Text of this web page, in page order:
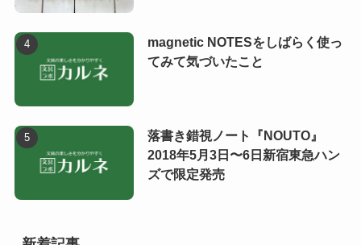
magnetic NOTESをしばらく使っ
てみて気づいたこと
落書き錯視ノート『NOUTO』
2018年5月3日〜6日新宿東急ハン
ズで限定発売